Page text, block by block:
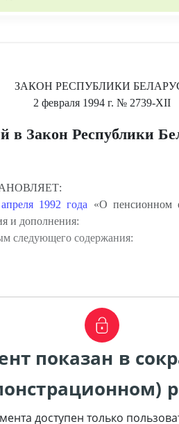
ЗАКОН РЕСПУБЛИКИ
2 февраля 1994 г. № 2739-XІІ
в Закон Республики
1992 года «О пенсионном
и дополнения:
следующего содержания:
показан в
доступен только